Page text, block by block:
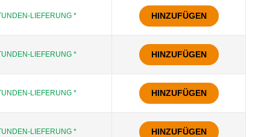
LIEFERUNG * HINZUFÜGEN
LIEFERUNG * HINZUFÜGEN
LIEFERUNG * HINZUFÜGEN
LIEFERUNG * HINZUFÜGEN